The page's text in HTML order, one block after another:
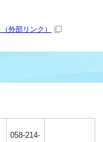
（外部リンク）
058-214-